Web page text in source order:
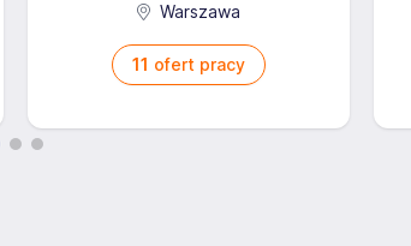
Warszawa
11 ofert pracy